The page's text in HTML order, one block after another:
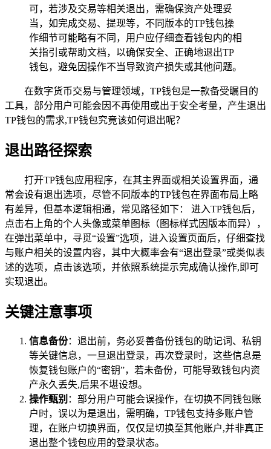
可，若涉及交易等相关退出，需确保资产处理妥
当，如完成交易、提现等，不同版本的TP钱包操
作细节可能略有不同，用户应仔细查看钱包内的相
关指引或帮助文档，以确保安全、正确地退出TP
钱包，避免因操作不当导致资产损失或其他问题。
在数字货币交易与管理领域，TP钱包是一款备受瞩目的
工具，部分用户可能会因不再使用或出于安全考量，产生退出
TP钱包的需求,TP钱包究竟该如何退出呢？
退出路径探索
打开TP钱包应用程序，在其主界面或相关设置界面，通
常会设有退出选项，尽管不同版本的TP钱包在界面布局上略
有差异，但基本逻辑相通，常见路径如下： 进入TP钱包后，
点击右上角的个人头像或菜单图标（图标样式因版本而异），
在弹出菜单中，寻觅“设置”选项，进入设置页面后，仔细查找
与账户相关的设置内容，其中大概率会有“退出登录”或类似表
述的选项，点击该选项，并依照系统提示完成确认操作,即可
实现退出。
关键注意事项
信息备份：退出前，务必妥善备份钱包的助记词、私钥
等关键信息，一旦退出登录，再次登录时，这些信息是
恢复钱包账户的“密钥”，若未备份，可能导致钱包内资
产永久丢失,后果不堪设想。
操作甄别 ：部分用户可能会误操作，在切换不同钱包账
户时，误以为是退出，需明确，TP钱包支持多账户管
理，在账户切换界面，仅仅是切换至其他账户,并非真正
退出整个钱包应用的登录状态。